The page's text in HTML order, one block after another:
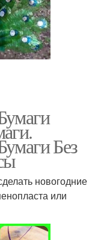
Без
новогодние
или